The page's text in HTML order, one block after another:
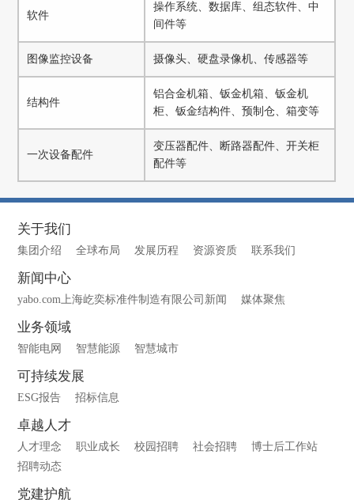
软件
操作系统、数据库、组态软件、中
间件等
图像监控设备 摄像头、硬盘录像机、传感器等
结构件
铝合金机箱、钣金机箱、钣金机
柜、钣金结构件、预制仓、箱变等
一次设备配件
变压器配件、断路器配件、开关柜
配件等
关于我们
集团介绍 全球布局 发展历程 资源资质 联系我们
新闻中心
yabo.com上海屹奕标准件制造有限公司新闻 媒体聚焦
业务领域
智能电网 智慧能源 智慧城市
可持续发展
ESG报告 招标信息
卓越人才
人才理念 职业成长 校园招聘 社会招聘
博士后工作站
招聘动态
党建护航